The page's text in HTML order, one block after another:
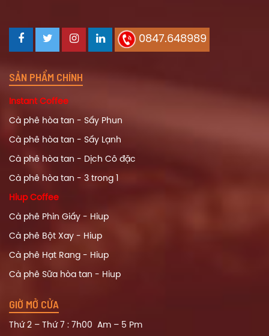
0847.648989
SẢN PHẨM CHÍNH
Instant Coffee
Cà phê hòa tan - Sấy Phun
Cà phê hòa tan - Sấy Lạnh
Cà phê hòa tan - Dịch Cô đặc
Cà phê hòa tan - 3 trong 1
Hiup Coffee
Cà phê Phin Giấy - Hiup
Cà phê Bột Xay - Hiup
Cà phê Hạt Rang - Hiup
Cà phê Sữa hòa tan - Hiup
GIỜ MỞ CỬA
Thứ 2 – Thứ 7 : 7h00 Am – 5 Pm